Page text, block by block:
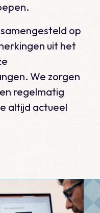
op
uit het
We zorgen
regelmatig
altijd actueel